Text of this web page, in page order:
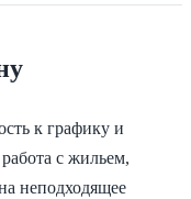
к графику и
с жильем,
неподходящее